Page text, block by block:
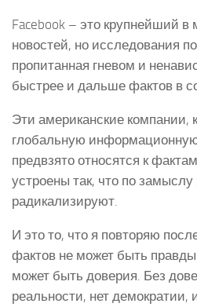
Facebook – это крупнейший в
новостей, но исследования
пропитанная гневом и
быстрее и дальше фактов в
Эти американские
глобальную
предвзято относятся к
устроены так, что по
радикализируют.
И это то, что я повторяю
фактов не может быть
может быть доверия. Без
реальности, нет демократии,